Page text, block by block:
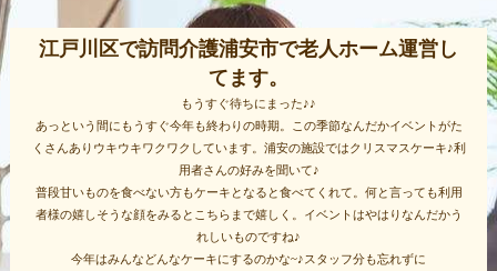
江戸川区で訪問介護浦安市で老人ホーム運営し
てます。
もうすぐ待ちにまった♪♪
あっという間にもうすぐ今年も終わりの時期。この季節なんだかイベントがた
くさんありウキウキワクワクしています。浦安の施設ではクリスマスケーキ♪利
用者さんの好みを聞いて♪
普段甘いものを食べない方もケーキとなると食べてくれて。何と言っても利用
者様の嬉しそうな顔をみるとこちらまで嬉しく。イベントはやはりなんだかう
れしいものですね♪
今年はみんなどんなケーキにするのかな~♪スタッフ分も忘れずに